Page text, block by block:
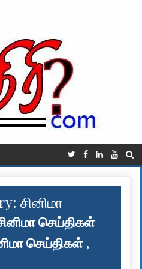
சினிமா
செய்திகள்
செய்திகள் ,